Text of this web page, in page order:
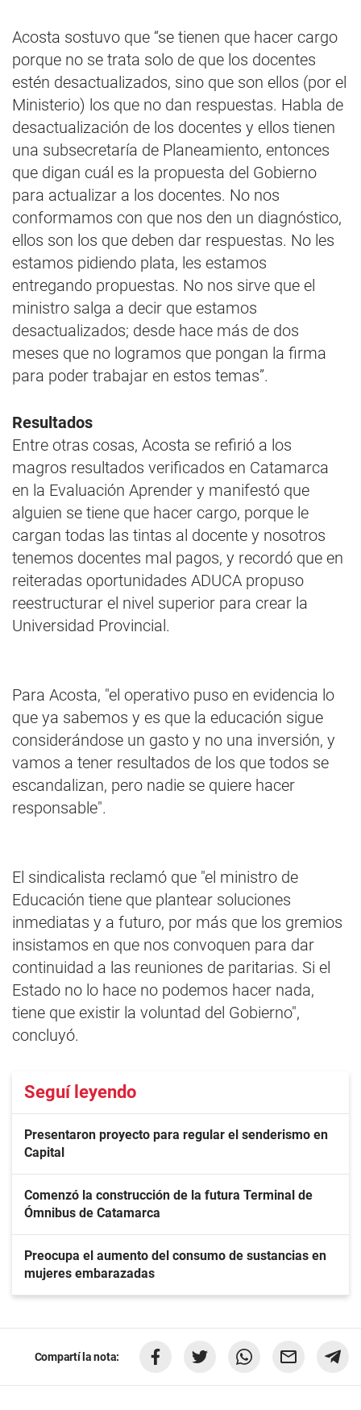
Acosta sostuvo que “se tienen que hacer cargo
porque no se trata solo de que los docentes
estén desactualizados, sino que son ellos (por el
Ministerio) los que no dan respuestas. Habla de
desactualización de los docentes y ellos tienen
una subsecretaría de Planeamiento, entonces
que digan cuál es la propuesta del Gobierno
para actualizar a los docentes. No nos
conformamos con que nos den un diagnóstico,
ellos son los que deben dar respuestas. No les
estamos pidiendo plata, les estamos
entregando propuestas. No nos sirve que el
ministro salga a decir que estamos
desactualizados; desde hace más de dos
meses que no logramos que pongan la firma
para poder trabajar en estos temas”.
Resultados
Entre otras cosas, Acosta se refirió a los
magros resultados verificados en Catamarca
en la Evaluación Aprender y manifestó que
alguien se tiene que hacer cargo, porque le
cargan todas las tintas al docente y nosotros
tenemos docentes mal pagos, y recordó que en
reiteradas oportunidades ADUCA propuso
reestructurar el nivel superior para crear la
Universidad Provincial.
Para Acosta, "el operativo puso en evidencia lo
que ya sabemos y es que la educación sigue
considerándose un gasto y no una inversión, y
vamos a tener resultados de los que todos se
escandalizan, pero nadie se quiere hacer
responsable".
El sindicalista reclamó que "el ministro de
Educación tiene que plantear soluciones
inmediatas y a futuro, por más que los gremios
insistamos en que nos convoquen para dar
continuidad a las reuniones de paritarias. Si el
Estado no lo hace no podemos hacer nada,
tiene que existir la voluntad del Gobierno",
concluyó.
Seguí leyendo
Presentaron proyecto para regular el senderismo en
Capital
Comenzó la construcción de la futura Terminal de
Ómnibus de Catamarca
Preocupa el aumento del consumo de sustancias en
mujeres embarazadas
Compartí la nota: